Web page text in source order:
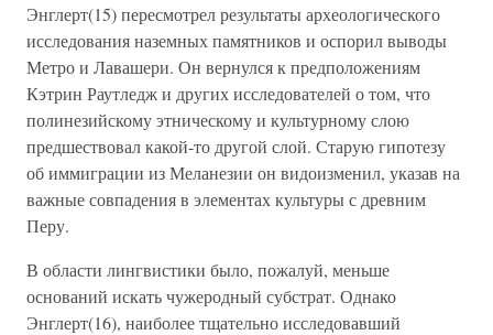
Энглерт(15) пересмотрел результаты археологического
исследования наземных памятников и оспорил выводы
Метро и Лавашери. Он вернулся к предположениям
Кэтрин Раутледж и других исследователей о том, что
полинезийскому этническому и культурному слою
предшествовал какой-то другой слой. Старую гипотезу
об иммиграции из Меланезии он видоизменил, указав на
важные совпадения в элементах культуры с древним
Перу.
В области лингвистики было, пожалуй, меньше
оснований искать чужеродный субстрат. Однако
Энглерт(16), наиболее тщательно исследовавший